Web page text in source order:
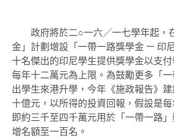
政府將於二○一六／一七學年起，
金」計劃增設「一帶一路獎學金 — 印
十名傑出的印尼學生提供獎學金以支
每年十二萬元為上限。為鼓勵更多「
出學生來港升學，今年《施政報告》
十億元，以所得的投資回報，假設是每
即約三千至四千萬元用於「一帶一路
增名額至一百名。